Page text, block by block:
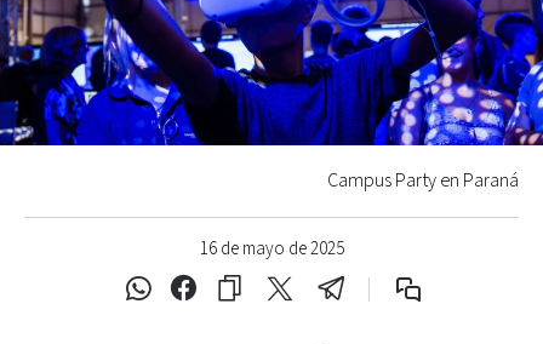
16 de mayo de 2025
Campus Party en Paraná